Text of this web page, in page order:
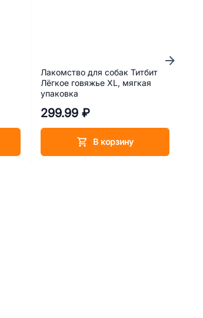
Лакомство для собак Титбит
Лёгкое говяжье XL, мягкая
упаковка
299.99 ₽
В корзину